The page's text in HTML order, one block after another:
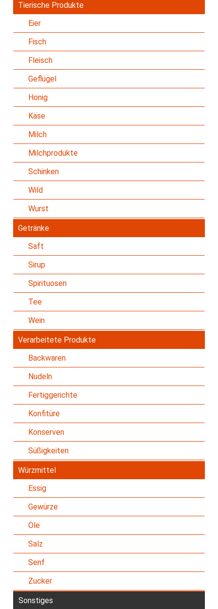
Tierische Produkte
Eier
Fisch
Fleisch
Geflügel
Honig
Käse
Milch
Milchprodukte
Schinken
Wild
Wurst
Getränke
Saft
Sirup
Spirituosen
Tee
Wein
Verarbeitete Produkte
Backwaren
Nudeln
Fertiggerichte
Konfitüre
Konserven
Süßigkeiten
Würzmittel
Essig
Gewürze
Öle
Salz
Senf
Zucker
Sonstiges